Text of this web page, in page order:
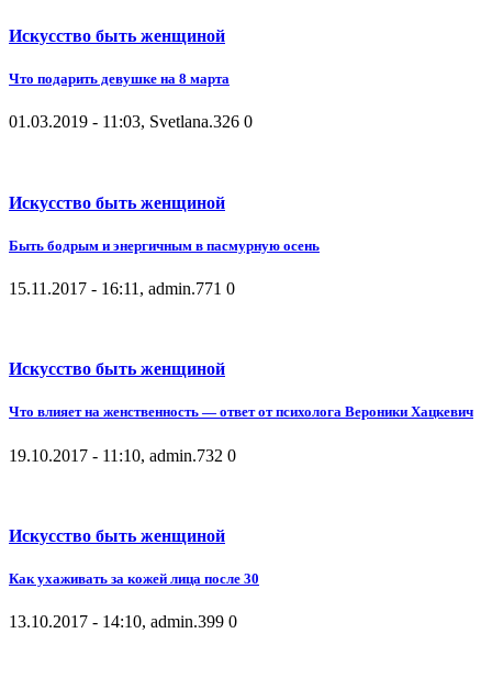
Искусство быть женщиной
Что подарить девушке на 8 марта
01.03.2019 - 11:03, Svetlana.326 0
Искусство быть женщиной
Быть бодрым и энергичным в пасмурную осень
15.11.2017 - 16:11, admin.771 0
Искусство быть женщиной
Что влияет на женственность — ответ от психолога Вероники Хацкевич
19.10.2017 - 11:10, admin.732 0
Искусство быть женщиной
Как ухаживать за кожей лица после 30
13.10.2017 - 14:10, admin.399 0